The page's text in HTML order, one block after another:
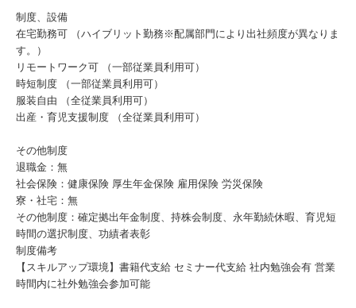
制度、設備
在宅勤務可 （ハイブリット勤務※配属部門により出社頻度が異なりま
す。）
リモートワーク可 （一部従業員利用可）
時短制度 （一部従業員利用可）
服装自由 （全従業員利用可）
出産・育児支援制度 （全従業員利用可）
その他制度
退職金：無
社会保険：健康保険 厚生年金保険 雇用保険 労災保険
寮・社宅：無
その他制度：確定拠出年金制度、持株会制度、永年勤続休暇、育児短
時間の選択制度、功績者表彰
制度備考
【スキルアップ環境】書籍代支給 セミナー代支給 社内勉強会有 営業
時間内に社外勉強会参加可能